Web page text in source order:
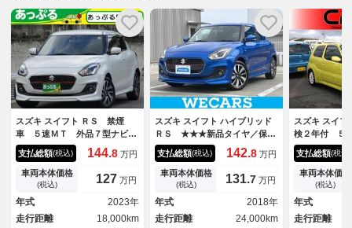
スズキ スイフト ＲＳ 禁煙
車 ５速ＭＴ 外品７型ナビ
ドラレコ前後 ＥＴＣ 運転席
シートヒーター スマートキー
２個 Ｐスタート ステリモ
Ｐソナー 横滑防止 ウインカ
ー付き電格ミラー ＬＥＤヘッ
ドライトフォグ 純正１６ＡＷ
支払総額(税込) 144.8 万円
車両本体価格
(税込) 127 万円
年式
2023年
走行距離
18,000km
スズキ スイフト ハイブリッド
ＲＳ ★★★新品タイヤ／保証
書／社外 ８インチ ＳＤナビ
／セーフティサポート（スズ
キ）／シートヒーター／全方位
モニター／車線逸脱防止支援シ
ステム／ドライブレコーダー
社外／ヘッドランプ ＬＥＤ
支払総額(税込) 142.8 万円
車両本体価格
(税込) 131.7 万円
年式
2018年
走行距離
24,000km
スズキ スイ
検２年付 ５
支払総額(税込)
車両本体価格
(税込)
年式
走行距離